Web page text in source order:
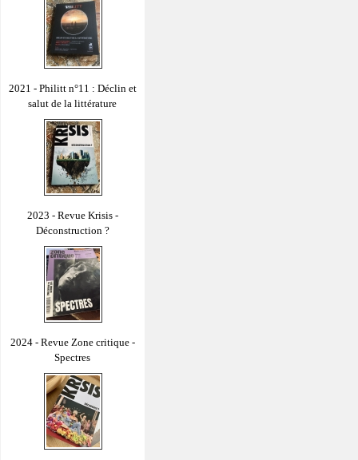
2021 - Philitt n°11 : Déclin et
salut de la littérature
2023 - Revue Krisis -
Déconstruction ?
2024 - Revue Zone critique -
Spectres